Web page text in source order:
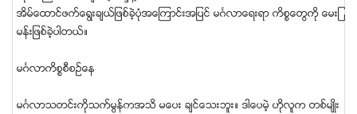
အိမ္ေထာင္ဖက္ေရြးခ်ယ္ျဖစ္ခဲ့ပုံအေၾကာင္းအျပင္ မဂၤလာေရးရာ ကိစၥေတြကို ေမးျ
မန္းျဖစ္ခဲ့ပါတယ္။
မဂၤလာကိစၥစီစဥ္ေန
မဂၤလာသတင္းကုိသက္မြန္ကအသိ မေပး ခ်င္ေသးဘူး။ ဒါေပမဲ့ ဟိုလူက တစ္မ်ဳိး